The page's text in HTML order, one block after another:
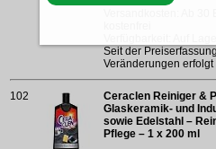
Seit der
Veränderungen
102
Ceraclen Reiniger &
Glaskeramik- und
sowie Edelstahl –
Pflege – 1 x 200 ml